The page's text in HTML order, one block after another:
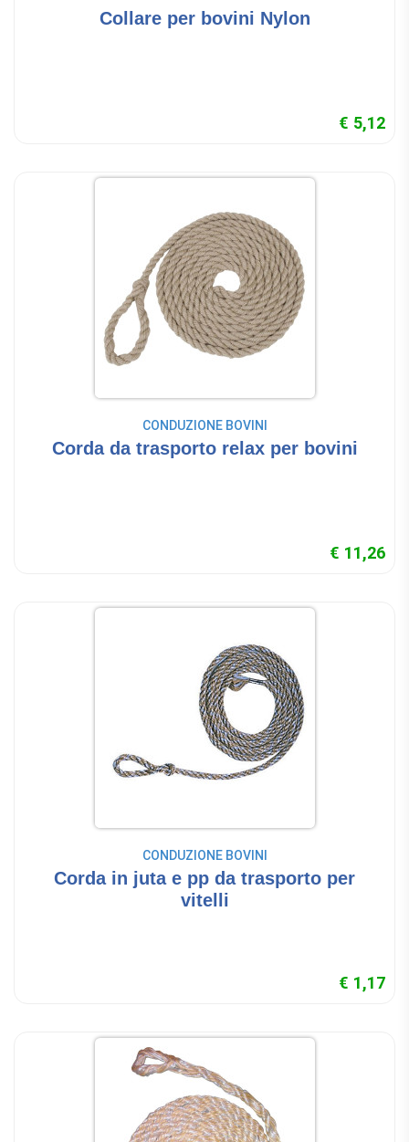
Collare per bovini Nylon
€ 5,12
CONDUZIONE BOVINI
Corda da trasporto relax per bovini
€ 11,26
CONDUZIONE BOVINI
Corda in juta e pp da trasporto per
vitelli
€ 1,17